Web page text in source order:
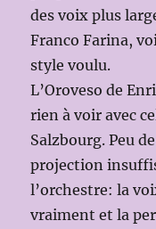
des voix plus
Franco Farina,
style voulu.
L’Oroveso de
rien à voir avec
Salzbourg. Peu
projection
l’orchestre: la
vraiment et la